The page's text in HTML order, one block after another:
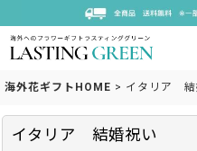
海外花ギフトHOME > イタリア 結
イタリア 結婚祝い